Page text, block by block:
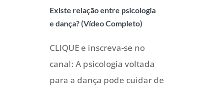
Existe relação entre psicologia
e dança? (Vídeo Completo)
CLIQUE e inscreva-se no
canal: A psicologia voltada
para a dança pode cuidar de